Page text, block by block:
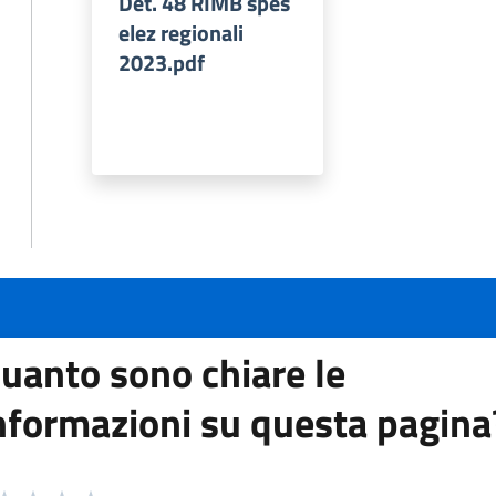
elez regionali
2023.pdf
sono chiare le
su questa